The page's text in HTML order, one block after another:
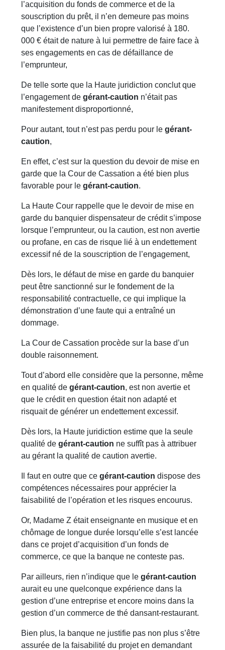
l’acquisition du fonds de commerce et de la
souscription du prêt, il n’en demeure pas moins
que l’existence d’un bien propre valorisé à 180.
000 € était de nature à lui permettre de faire face à
ses engagements en cas de défaillance de
l’emprunteur,
De telle sorte que la Haute juridiction conclut que
l’engagement degérant-caution n’était pas
manifestement disproportionné,
Pour autant, tout n’est pas perdu pour legérant-
caution,
En effet, c’est sur la question du devoir de mise en
garde que la Cour de Cassation a été bien plus
favorable pour legérant-caution.
La Haute Cour rappelle que le devoir de mise en
garde du banquier dispensateur de crédit s’impose
lorsque l’emprunteur, ou la caution, est non avertie
ou profane, en cas de risque lié à un endettement
excessif né de la souscription de l’engagement,
Dès lors, le défaut de mise en garde du banquier
peut être sanctionné sur le fondement de la
responsabilité contractuelle, ce qui implique la
démonstration d’une faute qui a entraîné un
dommage.
La Cour de Cassation procède sur la base d’un
double raisonnement.
Tout d’abord elle considère que la personne, même
en qualité degérant-caution, est non avertie et
que le crédit en question était non adapté et
risquait de générer un endettement excessif.
Dès lors, la Haute juridiction estime que la seule
qualité degérant-caution ne suffît pas à attribuer
au gérant la qualité de caution avertie.
Il faut en outre que cegérant-caution dispose des
compétences nécessaires pour apprécier la
faisabilité de l’opération et les risques encourus.
Or, Madame Z était enseignante en musique et en
chômage de longue durée lorsqu’elle s’est lancée
dans ce projet d’acquisition d’un fonds de
commerce, ce que la banque ne conteste pas.
Par ailleurs, rien n’indique que legérant-caution
aurait eu une quelconque expérience dans la
gestion d’une entreprise et encore moins dans la
gestion d’un commerce de thé dansant-restaurant.
Bien plus, la banque ne justifie pas non plus s’être
assurée de la faisabilité du projet en demandant